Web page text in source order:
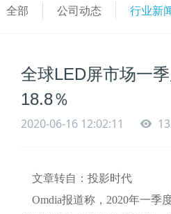
全部 公司动态 行业新
全球LED屏市场一
18.8％
2020-06-16 12:02:11
文章转自：投影时代
Omdia报道称，2020年一季